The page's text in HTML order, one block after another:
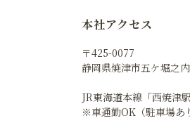
本社アクセス
〒425-0077
静岡県焼津市五ケ堀之
JR東海道本線「西焼津
※車通勤OK（駐車場あ